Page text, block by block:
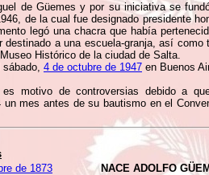
de Güemes y por su iniciativa se
de la cual fue designado presidente
legó una chacra que había
destinado a una escuela-granja, así
Histórico de la ciudad de Salta.
4 de octubre de 1947 en Buenos
motivo de controversias debido a
mes antes de su bautismo en el
de 1873
NACE ADOLFO